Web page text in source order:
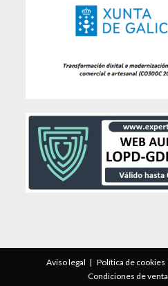
Aviso legal Política de cookies
Condiciones de